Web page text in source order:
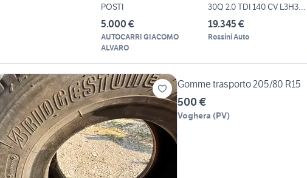
POSTI
5.000 €
AUTOCARRI GIACOMO
ALVARO
30Q 2.0 TDI 140 CV L3H3
LOGISTI
19.345 €
Rossini Auto
Gomme trasporto 205/80 R15
500 €
Voghera (PV)